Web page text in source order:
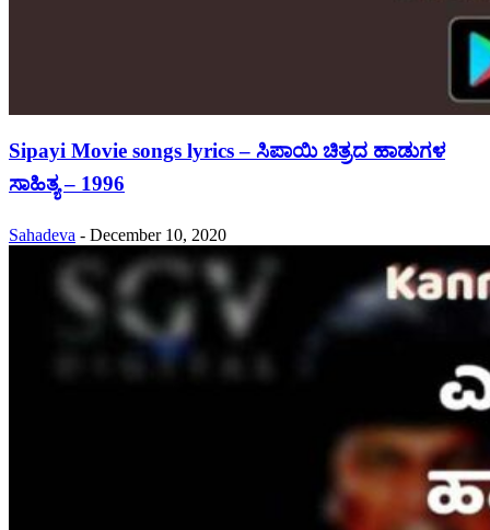
Sipayi Movie songs lyrics – ಸಿಪಾಯಿ ಚಿತ್ರದ ಹಾಡುಗಳ
ಸಾಹಿತ್ಯ – 1996
Sahadeva - December 10, 2020